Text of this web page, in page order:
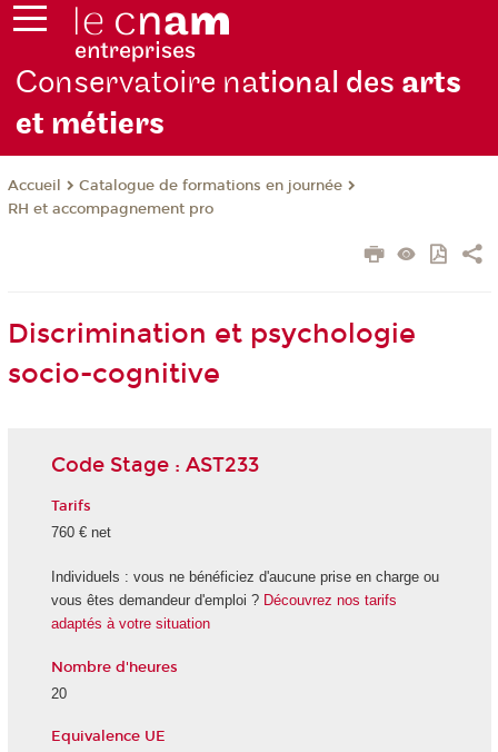
Conservatoire national des arts
et métiers
Accueil
Catalogue de formations en journée
RH et accompagnement pro
Discrimination et psychologie
socio-cognitive
Code Stage : AST233
Tarifs
760 € net
Individuels : vous ne bénéficiez d'aucune prise en charge ou
vous êtes demandeur d'emploi ? Découvrez nos tarifs
adaptés à votre situation
Nombre d'heures
20
Equivalence UE